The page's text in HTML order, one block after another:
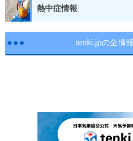
熱中症情報
tenki.jpの全情